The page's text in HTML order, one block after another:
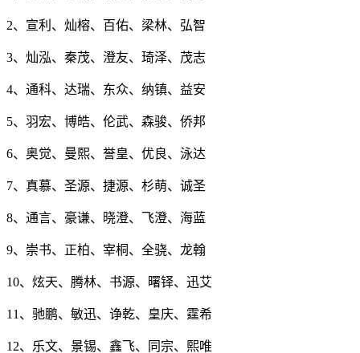
2、宣利、灿榕、百佑、梁林、弘智
3、灿泓、秦茂、澄友、琦泽、茂志
4、通科、达瑞、东众、纳镇、益安
5、羽宏、博皓、伦武、森骏、侨邦
6、奥觉、曼熙、誉皇、优良、泳达
7、真慕、圣源、捷源、杉萌、诚圣
8、通言、豪谦、晓澄、飞澄、海蓝
9、崇书、正柏、宰桐、全骁、龙翰
10、炫天、腾林、书源、曙铎、迅艾
11、驰鹏、敏迅、诤乾、皇庆、霆希
12、乐文、景锡、鑫飞、同宗、熙唯